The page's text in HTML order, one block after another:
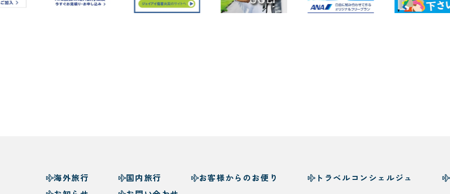
海外旅行 国内旅行 お客様からのお便り トラベルコンシェルジュ